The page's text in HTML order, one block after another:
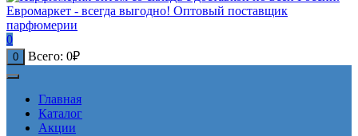
0
0 Всего: 0₽
Главная
Каталог
Акции